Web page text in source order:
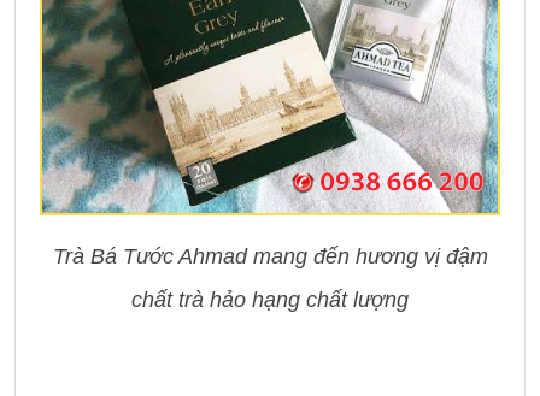
Trà Bá Tước Ahmad mang đến hương vị đậm
chất trà hảo hạng chất lượng